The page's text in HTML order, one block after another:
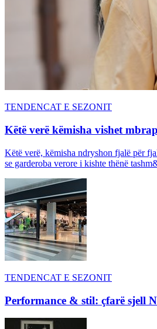
TENDENCAT E SEZONIT
Këtë verë këmisha vishet
Këtë verë, këmisha ndryshon fjalë për
se garderoba verore i kishte thënë
TENDENCAT E SEZONIT
Performance & stil: çfarë sjell